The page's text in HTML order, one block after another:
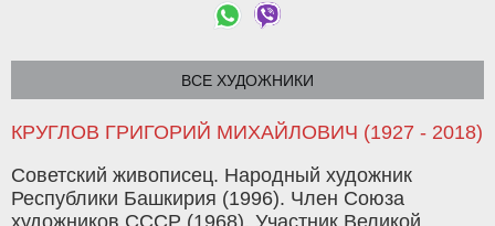
ВСЕ ХУДОЖНИКИ
КРУГЛОВ ГРИГОРИЙ МИХАЙЛОВИЧ (1927 - 2018)
Советский живописец. Народный художник
Республики Башкирия (1996). Член Союза